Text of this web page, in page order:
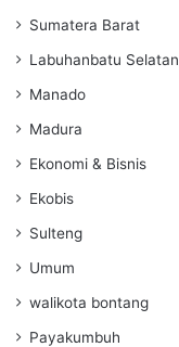
Sumatera Barat
Labuhanbatu Selatan
Manado
Madura
Ekonomi & Bisnis
Ekobis
Sulteng
Umum
walikota bontang
Payakumbuh